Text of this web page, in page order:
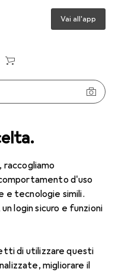
raccogliamo
d'uso
e tecnologie simili.
login sicuro e funzioni
di utilizzare questi
migliorare il
Vai all'app
per l'astigmatismo
per